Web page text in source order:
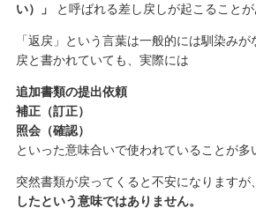
い）」
と呼ばれる差し戻しが起こることが
「返戻」という言葉は一般的には馴染み
戻と書かれていても、実際には
追加書類の提出依頼
補正（訂正）
照会（確認）
といった意味合いで使われていることが多
突然書類が戻ってくると不安になりますが
したという意味ではありません。